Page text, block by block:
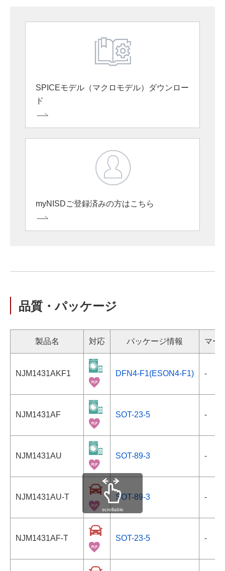
SPICEモデル（マクロモデル）ダウンロー
ド
myNISDご登録済みの方はこちら
品質・パッケージ
製品名 対応 パッケージ情報 マー
NJM1431AKF1 DFN4-F1(ESON4-F1) -
NJM1431AF SOT-23-5 -
NJM1431AU SOT-89-3 -
NJM1431AU-T SOT-89-3 -
NJM1431AF-T SOT-23-5 -
scrollable